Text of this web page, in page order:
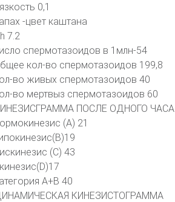
0,1
-цвет каштана
7.2
спермотазоидов в 1млн-54
кол-во спермотазоидов 199,8
во живых спермотазоидов 40
во мертвыз спермотазоидов 60
ПОСЛЕ ОДНОГО ЧАСА
(А) 21
(С) 43
А+В 40
КИНЕЗИСТОГРАММА